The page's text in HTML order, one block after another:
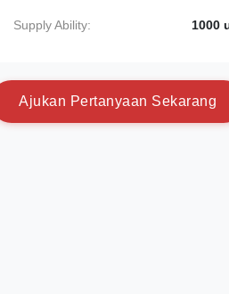
Supply Ability: 1000
Aju kan Pertanyaan Sekarang